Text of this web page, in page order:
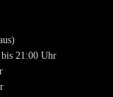
21:00 Uhr